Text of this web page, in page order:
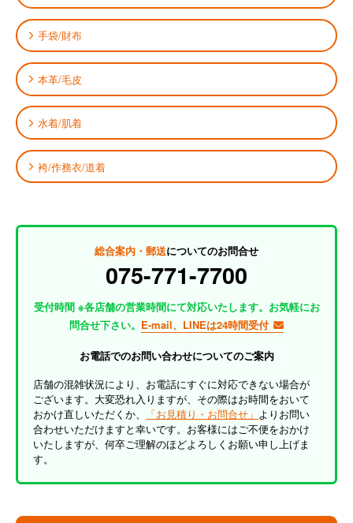
手袋/財布
本革/毛皮
水着/肌着
袴/作務衣/道着
総合案内・郵送についてのお問合せ
075-771-7700
受付時間 ※各店舗の営業時間にて対応いたします。お気軽にお
問合せ下さい。 E-mail、LINEは24時間受付
お電話でのお問い合わせについてのご案内
店舗の混雑状況により、お電話にすぐに対応できない場合が
ございます。大変恐れ入りますが、その際はお時間をおいて
おかけ直しいただくか、
「お見積り・お問合せ」 よりお問い
合わせいただけますと幸いです。お客様にはご不便をおかけ
いたしますが、何卒ご理解のほどよろしくお願い申し上げま
す。